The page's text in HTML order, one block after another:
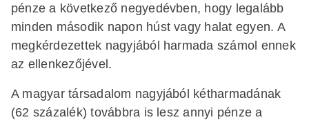
pénze a következő negyedévben, hogy legalább
minden második napon húst vagy halat egyen. A
megkérdezettek nagyjából harmada számol ennek
az ellenkezőjével.
A magyar társadalom nagyjából kétharmadának
(62 százalék) továbbra is lesz annyi pénze a